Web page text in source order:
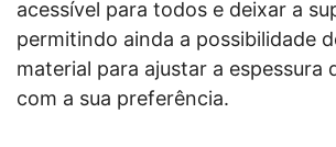
acessível para todos e deixar a
permitindo ainda a possibilidade
material para ajustar a espessura
com a sua preferência.